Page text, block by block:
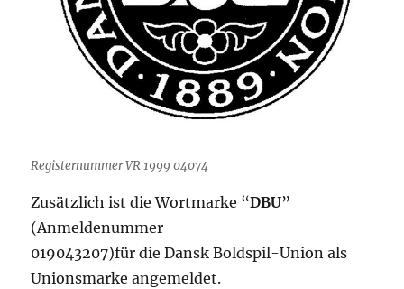
Registernummer VR 1999 04074
Zusätzlich ist die Wortmarke “DBU”
(Anmeldenummer
019043207)für die Dansk Boldspil-Union als
Unionsmarke angemeldet.